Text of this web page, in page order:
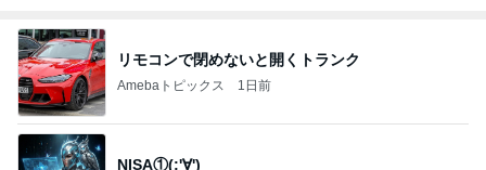
リモコンで閉めないと開くトランク
Amebaトピックス 1日前
NISA①(;'∀')